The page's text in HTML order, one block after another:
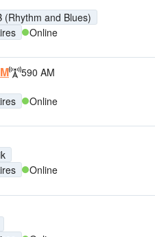
(Rhythm and Blues)
Online
590 AM
Online
Online